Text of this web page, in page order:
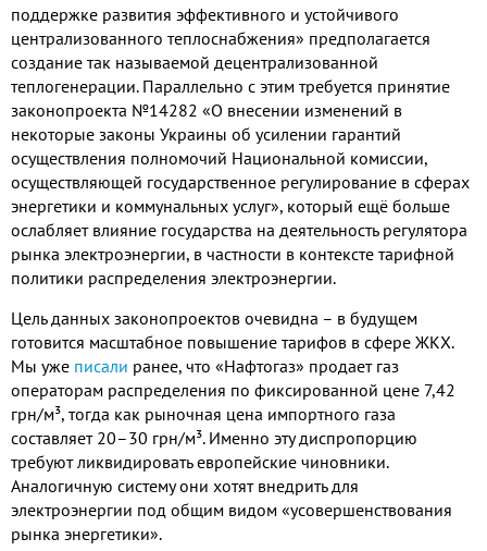
поддержке развития эффективного и устойчивого
централизованного теплоснабжения» предполагается
создание так называемой децентрализованной
теплогенерации. Параллельно с этим требуется принятие
законопроекта №14282 «О внесении изменений в
некоторые законы Украины об усилении гарантий
осуществления полномочий Национальной комиссии,
осуществляющей государственное регулирование в сферах
энергетики и коммунальных услуг», который ещё больше
ослабляет влияние государства на деятельность регулятора
рынка электроэнергии, в частности в контексте тарифной
политики распределения электроэнергии.
Цель данных законопроектов очевидна – в будущем
готовится масштабное повышение тарифов в сфере ЖКХ.
Мы уже писали ранее, что «Нафтогаз» продает газ
операторам распределения по фиксированной цене 7,42
грн/м³, тогда как рыночная цена импортного газа
составляет 20–30 грн/м³. Именно эту диспропорцию
требуют ликвидировать европейские чиновники.
Аналогичную систему они хотят внедрить для
электроэнергии под общим видом «усовершенствования
рынка энергетики».